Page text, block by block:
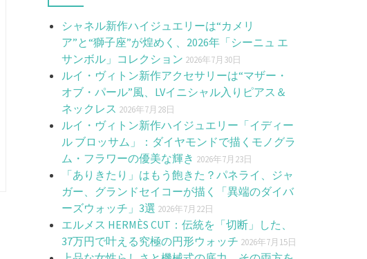
シャネル新作ハイジュエリーは“カメリ
ア”と“獅子座”が煌めく、2026年「シーニュ エ
サンボル」コレクション 2026年7月30日
ルイ・ヴィトン新作アクセサリーは“マザー・
オブ・パール”風、LVイニシャル入りピアス＆
ネックレス 2026年7月28日
ルイ・ヴィトン新作ハイジュエリー「イディー
ル ブロッサム」：ダイヤモンドで描くモノグラ
ム・フラワーの優美な輝き 2026年7月23日
「ありきたり」はもう飽きた？パネライ、ジャ
ガー、グランドセイコーが描く「異端のダイバ
ーズウォッチ」3選 2026年7月22日
エルメス HERMÈS CUT：伝統を「切断」した、
37万円で叶える究極の円形ウォッチ 2026年7月15日